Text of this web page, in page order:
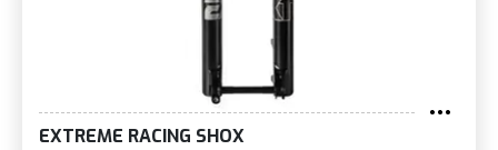
EXTREME RACING SHOX